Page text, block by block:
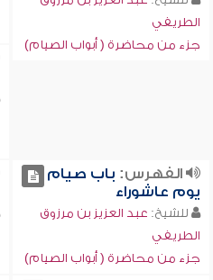
الطريفي
جزء من محاضرة ( أبواب الصيام)
الفهرس: باب صيام
يوم عاشوراء
للشيخ: عبد العزيز بن مرزوق
الطريفي
جزء من محاضرة ( أبواب الصيام)